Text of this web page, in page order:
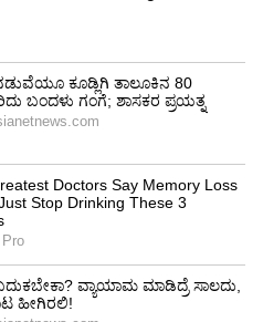
ಮೂಡಿಸುವುದು
ಮೂಲದಿಂದಲೇ ಅರಿವು
ಬೊಮ್ಮಾಯಿ
ಶೋಭಾ ಕರಂದ್ಲಾಜೆ ಸಲಹೆ